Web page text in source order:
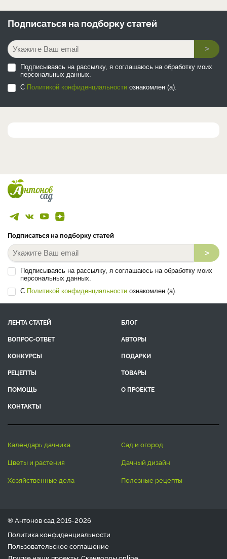
Подписаться на подборку статей
>
Подписываясь на рассылку, я соглашаюсь на обработку моих
персональных данных.
С Политикой конфиденциальности ознакомлен (а).
Подписаться на подборку статей
>
Подписываясь на рассылку, я соглашаюсь на обработку моих
персональных данных.
С Политикой конфиденциальности ознакомлен (а).
ЛЕНТА СТАТЕЙ
БЛОГ
ВОПРОС-ОТВЕТ
АВТОРЫ
КОНКУРСЫ
ПОДАРКИ
РЕЦЕПТЫ
ТОВАРЫ
ПОМОЩЬ
О ПРОЕКТЕ
КОНТАКТЫ
календарь дачника
сад и огород
цветы и растения
дачный дизайн
хозяйственные дела
полезные рецепты
® Антонов сад 2015-2026
Политика конфиденциальности
Пользовательское соглашение